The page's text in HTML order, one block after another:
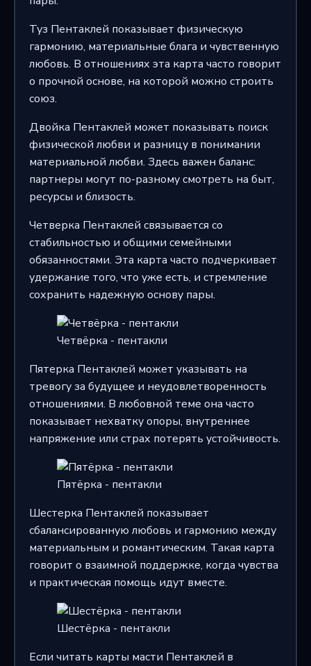
Туз Пентаклей показывает физическую
гармонию, материальные блага и чувственную
любовь. В отношениях эта карта часто говорит
о прочной основе, на которой можно строить
союз.
Двойка Пентаклей может показывать поиск
физической любви и разницу в понимании
материальной любви. Здесь важен баланс:
партнеры могут по-разному смотреть на быт,
ресурсы и близость.
Четверка Пентаклей связывается со
стабильностью и общими семейными
обязанностями. Эта карта часто подчеркивает
удержание того, что уже есть, и стремление
сохранить надежную основу пары.
Четвёрка - пентакли
Пятерка Пентаклей может указывать на
тревогу за будущее и неудовлетворенность
отношениями. В любовной теме она часто
показывает нехватку опоры, внутреннее
напряжение или страх потерять устойчивость.
Пятёрка - пентакли
Шестерка Пентаклей показывает
сбалансированную любовь и гармонию между
материальным и романтическим. Такая карта
говорит о взаимной поддержке, когда чувства
и практическая помощь идут вместе.
Шестёрка - пентакли
Если читать карты масти Пентаклей в